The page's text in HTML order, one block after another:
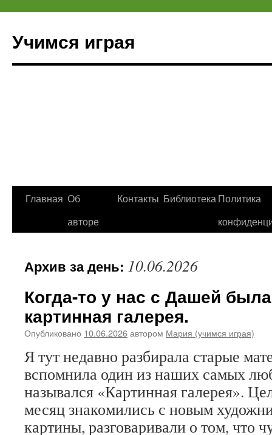
Учимся играя
Перейти
Главная Об
авторе
Контакты Библиотека Политика
Архив за день: 10.06.2026
Когда-то у нас с Дашей
картинная галерея.
Опубликовано 10.06.2026автором Мария (учимся играя)
Я тут недавно разбирала старые
вспомнила один из наших самых
назывался «Картинная галерея».
месяц знакомились с новым
картины, разговаривали о том, что